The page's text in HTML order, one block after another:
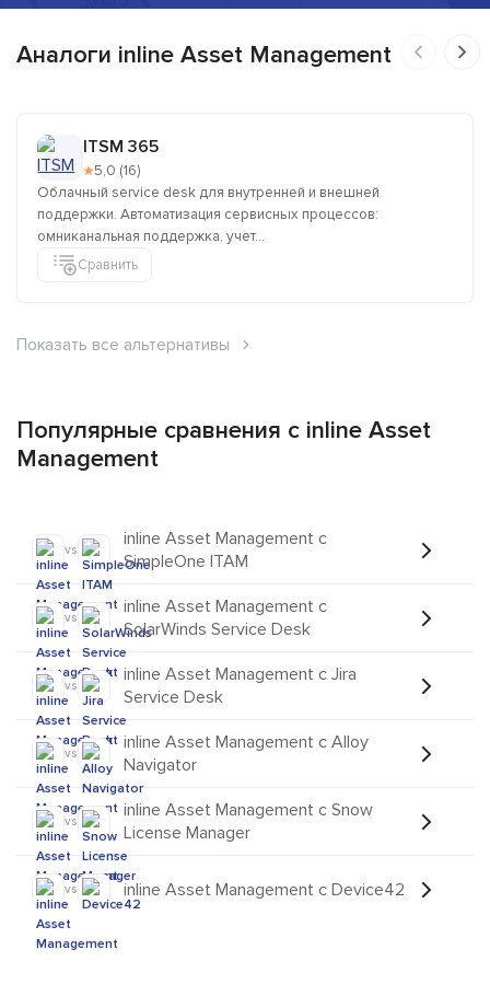
Аналоги inline Asset Management
ITSM 365
★5,0 (16)
Облачный service desk для внутренней и внешней
поддержки. Автоматизация сервисных процессов:
омниканальная поддержка, учет...
Сравнить
Показать все альтернативы
Популярные сравнения с inline Asset
Management
vs
inline Asset Management с
SimpleOne ITAM
vs
inline Asset Management с
SolarWinds Service Desk
vs
inline Asset Management с Jira
Service Desk
vs
inline Asset Management с Alloy
Navigator
vs
inline Asset Management с Snow
License Manager
vs inline Asset Management с Device42